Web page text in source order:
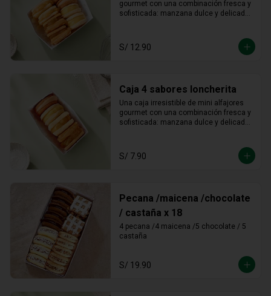
gourmet con una combinación fresca y
sofisticada: manzana dulce y delicada,
equilibrio perfecto entre acidez y
dulzura en cada bocado, ideal para
S/ 12.90
Caja 4 sabores loncherita
Una caja irresistible de mini alfajores
gourmet con una combinación fresca y
sofisticada: manzana dulce y delicada,
equilibrio perfecto entre acidez y
dulzura en cada bocado, ideal para
S/ 7.90
Pecana /maicena /chocolate
/ castaña x 18
4 pecana /4 maicena /5 chocolate / 5
castaña
S/ 19.90